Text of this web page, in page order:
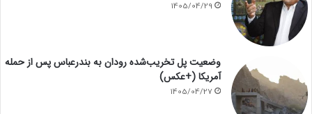
1405/04/29
وضعیت پل تخریب‌شده رودان به بندرعباس پس از حمله
آمریکا (+عکس)
1405/04/27